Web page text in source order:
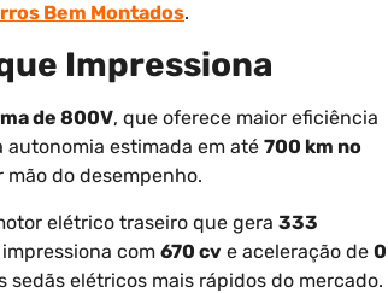
Bem Montados.
Impressiona
de 800V, que oferece maior eficiência
estimada em até 700 km no
do desempenho.
elétrico traseiro que gera 333
impressiona com 670 cv e aceleração de 0
sedãs elétricos mais rápidos do mercado.